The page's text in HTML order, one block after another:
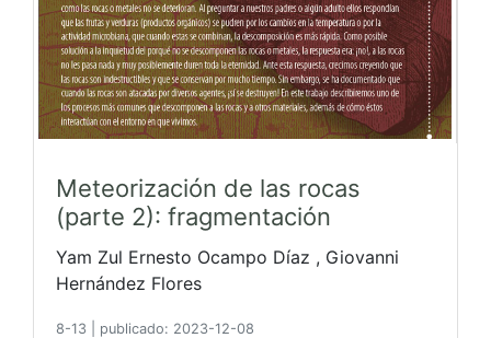
Meteorización de las rocas
(parte 2): fragmentación
Yam Zul Ernesto Ocampo Díaz , Giovanni
Hernández Flores
8-13 publicado: 2023-12-08